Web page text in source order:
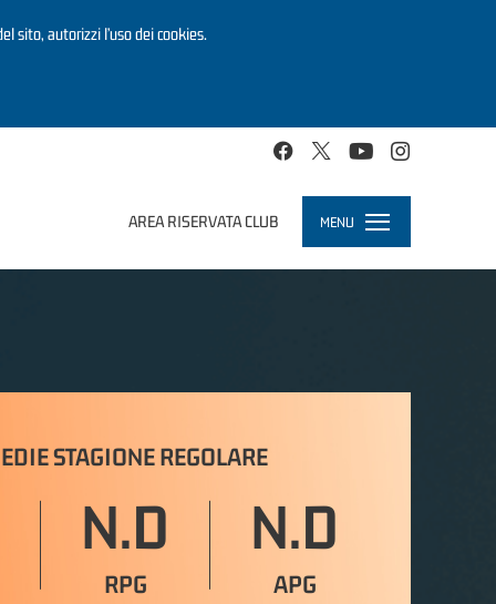
sito, autorizzi l’uso dei cookies.
AREA RISERVATA CLUB MENU
Toggle
navigation
STAGIONE REGOLARE
N.D
RPG
N.D
APG